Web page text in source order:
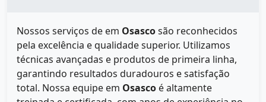
Nossos serviços de em Osascosão reconhecidos
pela excelência e qualidade superior. Utilizamos
técnicas avançadas e produtos de primeira linha,
garantindo resultados duradouros e satisfação
total. Nossa equipe em Osasco é altamente